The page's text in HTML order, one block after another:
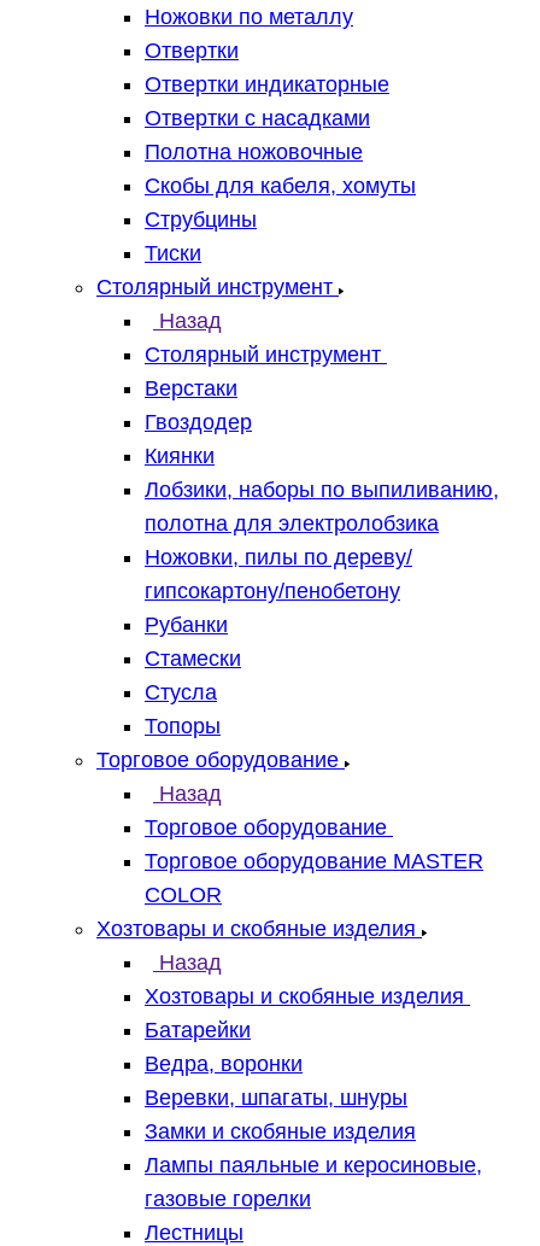
Ножовки по металлу
Отвертки
Отвертки индикаторные
Отвертки с насадками
Полотна ножовочные
Скобы для кабеля, хомуты
Струбцины
Тиски
Столярный инструмент
Назад
Столярный инструмент
Верстаки
Гвоздодер
Киянки
Лобзики, наборы по выпиливанию,
полотна для электролобзика
Ножовки, пилы по дереву/
гипсокартону/пенобетону
Рубанки
Стамески
Стусла
Топоры
Торговое оборудование
Назад
Торговое оборудование
Торговое оборудование MASTER
COLOR
Хозтовары и скобяные изделия
Назад
Хозтовары и скобяные изделия
Батарейки
Ведра, воронки
Веревки, шпагаты, шнуры
Замки и скобяные изделия
Лампы паяльные и керосиновые,
газовые горелки
Лестницы